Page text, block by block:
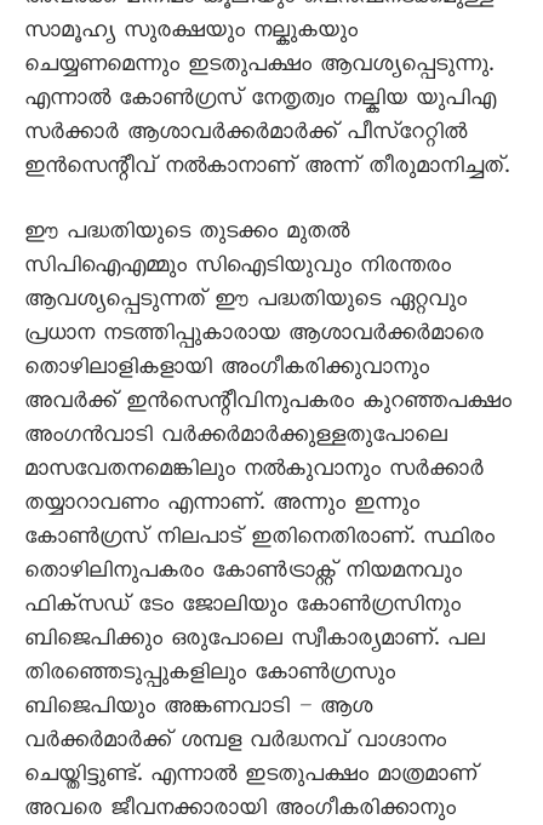
സാമൂഹ്യ സുരക്ഷയും നല്കുകയും
ചെയ്യണമെന്നും ഇടതുപക്ഷം ആവശ്യപ്പെടുന്നു.
എന്നാൽ കോൺഗ്രസ് നേതൃത്വം നല്കിയ യുപിഎ
സർക്കാർ ആശാവർക്കർമാർക്ക് പീസ്റേറ്റിൽ
ഇൻസെന്റീവ് നൽകാനാണ് അന്ന് തീരുമാനിച്ചത്.
ഈ പദ്ധതിയുടെ തുടക്കം മുതൽ
സിപിഐഎമ്മും സിഐടിയുവും നിരന്തരം
ആവശ്യപ്പെടുന്നത് ഈ പദ്ധതിയുടെ ഏറ്റവും
പ്രധാന നടത്തിപ്പുകാരായ ആശാവർക്കർമാരെ
തൊഴിലാളികളായി അംഗീകരിക്കുവാനും
അവർക്ക് ഇൻസെന്റീവിനുപകരം കുറഞ്ഞപക്ഷം
അംഗൻവാടി വർക്കർമാർക്കുള്ളതുപോലെ
മാസവേതനമെങ്കിലും നൽകുവാനും സർക്കാർ
തയ്യാറാവണം എന്നാണ്. അന്നും ഇന്നും
കോൺഗ്രസ് നിലപാട് ഇതിനെതിരാണ്. സ്ഥിരം
തൊഴിലിനുപകരം കോൺട്രാക്റ്റ് നിയമനവും
ഫിക്സഡ് ടേം ജോലിയും കോൺഗ്രസിനും
ബിജെപിക്കും ഒരുപോലെ സ്വീകാര്യമാണ്. പല
തിരഞ്ഞെടുപ്പുകളിലും കോൺഗ്രസും
ബിജെപിയും അങ്കണവാടി – ആശ
വർക്കർമാർക്ക് ശമ്പള വർദ്ധനവ് വാഗ്ദാനം
ചെയ്തിട്ടുണ്ട്. എന്നാൽ ഇടതുപക്ഷം മാത്രമാണ്
അവരെ ജീവനക്കാരായി അംഗീകരിക്കാനും